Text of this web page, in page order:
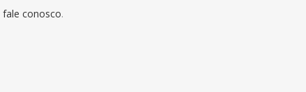
fale conosco.